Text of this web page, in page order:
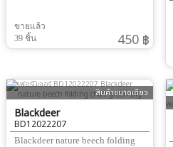
ขายแล้ว
39 ชิ้น
450 ฿
สินค้าขนาดเดียว
Blackdeer
BD12022207
Blackdeer nature beech folding